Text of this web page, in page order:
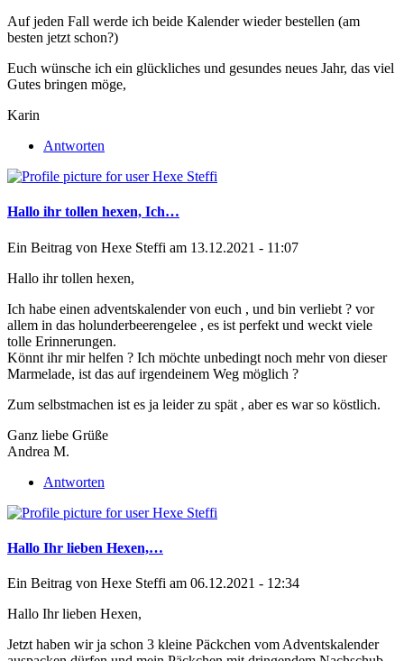
Auf jeden Fall werde ich beide Kalender wieder bestellen (am
besten jetzt schon?)
Euch wünsche ich ein glückliches und gesundes neues Jahr, das viel
Gutes bringen möge,
Karin
Antworten
Hallo ihr tollen hexen, Ich…
Ein Beitrag von Hexe Steffi am 13.12.2021 - 11:07
Hallo ihr tollen hexen,
Ich habe einen adventskalender von euch , und bin verliebt ? vor
allem in das holunderbeerengelee , es ist perfekt und weckt viele
tolle Erinnerungen.
Könnt ihr mir helfen ? Ich möchte unbedingt noch mehr von dieser
Marmelade, ist das auf irgendeinem Weg möglich ?
Zum selbstmachen ist es ja leider zu spät , aber es war so köstlich.
Ganz liebe Grüße
Andrea M.
Antworten
Hallo Ihr lieben Hexen,…
Ein Beitrag von Hexe Steffi am 06.12.2021 - 12:34
Hallo Ihr lieben Hexen,
Jetzt haben wir ja schon 3 kleine Päckchen vom Adventskalender